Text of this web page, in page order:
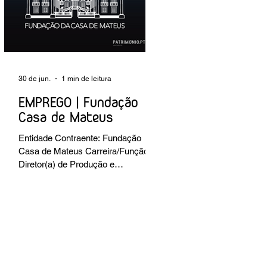
preventiva; produção de fichas de
tratamento e registo fotográfico das
intervenções; apoio a exposições i
EMPREGO | Fundação
Casa de Mateus
Entidade Contraente: Fundação
Casa de Mateus Carreira/Função:
Diretor(a) de Produção e
30 de jun. 1 min de leitura